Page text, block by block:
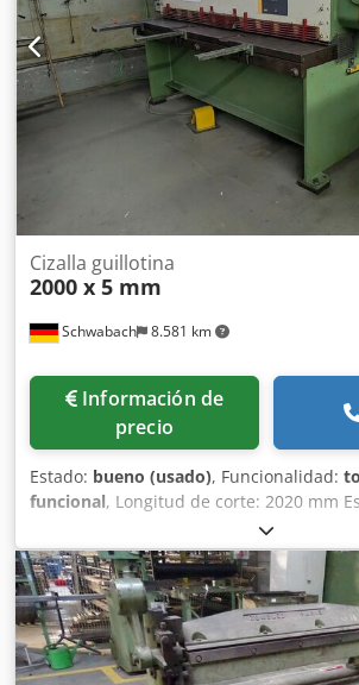
Schwabach 8.581 km
Cizalla guillotina
2000 x 5 mm
Información de
precio
Estado: bueno (usado), Funcionalidad:
funcional, Longitud de corte: 2020 mm
chapa a 400 N/mm²: 5 mm Espesor
N/mm²: 3 mm Ángulo de corte aprox.:
minuto: 40 cpm Dsdpfezpg U Dex Ai
aprox.: 750 mm Salida del soporte: 200